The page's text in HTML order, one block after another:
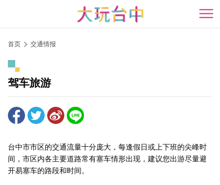
开
首页 交通情报
驾车旅游
台中市市区的交通流量十分庞大，每逢假日或上下班的尖峰时
间，市区内各主要道路常有塞车情形出现，建议您出游尽量避
开易塞车的路段和时间。